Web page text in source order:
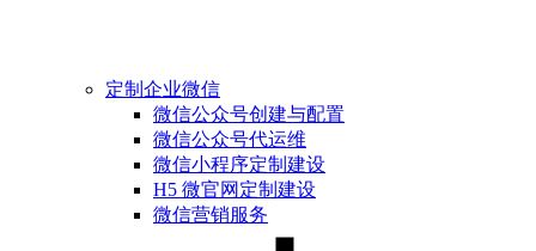
定制企业微信
微信公众号创建与配置
微信公众号代运维
微信小程序定制建设
H5 微官网定制建设
微信营销服务